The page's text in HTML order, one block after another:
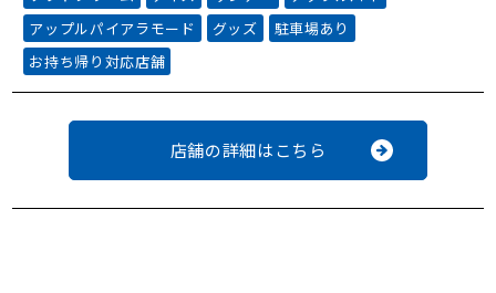
アップルパイアラモード
グッズ
駐車場あり
お持ち帰り対応店舗
店舗の詳細はこちら